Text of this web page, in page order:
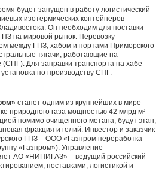
будет запущен в работу логистический
изотермических контейнеров
Он необходим для поставки
на мировой рынок. Перевозку
между ГПЗ, хабом и портами Приморского
тягачи, работающие на
Для заправки транспорта на хабе
по производству СПГ.
станет одним из крупнейших в мире
природного газа мощностью 42 млрд м³
помимо очищенного метана, будут этан,
фракция и гелий. Инвестор и заказчик
ГПЗ – ООО «Газпром переработка
«Газпром»). Управление
АО «НИПИГАЗ» – ведущий российский
поставками, логистикой и